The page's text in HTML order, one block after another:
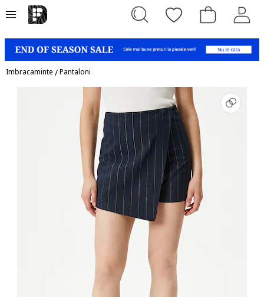
Imbracaminte /Pantaloni